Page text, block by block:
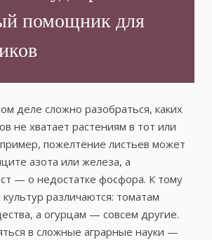
помощник для
деле сложно разобраться, каких
не хватает растениям в тот или
пожелтение листьев может
азота или железа, а
— о недостатке фосфора. К тому
различаются: томатам
а огурцам — совсем другие.
в сложные аграрные науки —